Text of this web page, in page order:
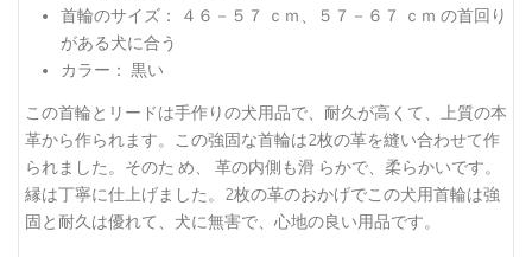
首輪のサイズ： ４６－５７ ｃｍ、５７－６７ ｃｍ の首回り
がある犬に合う
カラー： 黒い
この首輪とリードは手作りの犬用品で、耐久が高くて、上質の本
革から作られます。この強固な首輪は2枚の革を縫い合わせて作
られました。そのた め、 革の内側も滑 らかで、柔らかいです。
縁は丁寧に仕上げました。2枚の革のおかげでこの犬用首輪は強
固と耐久は優れて、犬に無害で、心地の良い用品です。